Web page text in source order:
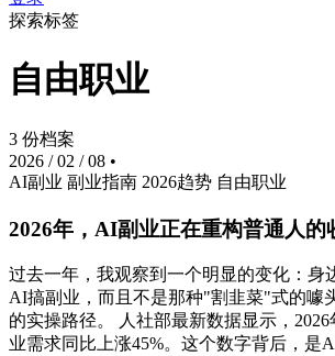
探索标签
自由职业
3 份档案
2026 / 02 / 08 •
AI副业 副业指南 2026趋势 自由职业
2026年，AI副业正在重构普通人的
过去一年，我观察到一个明显的变化：身
AI搞副业，而且不是那种"割韭菜"式的噱
的实操路径。 人社部最新数据显示，
业需求同比上涨45%。这个数字背后，是